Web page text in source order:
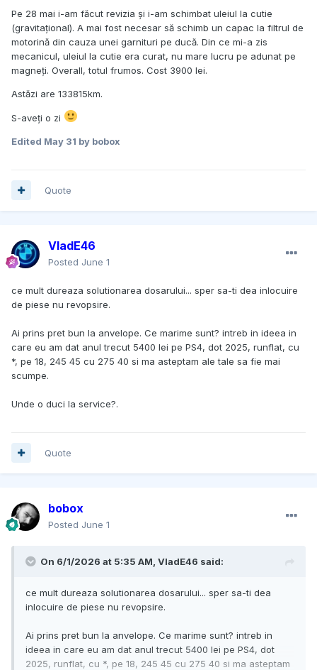
Pe 28 mai i-am făcut revizia și i-am schimbat uleiul la cutie
(gravitațional). A mai fost necesar să schimb un capac la filtrul de
motorină din cauza unei garnituri pe ducă. Din ce mi-a zis
mecanicul, uleiul la cutie era curat, nu mare lucru pe adunat pe
magneți. Overall, totul frumos. Cost 3900 lei.
Astăzi are 133815km.
S-aveți o zi
Edited May 31 by bobox
Quote
VladE46
Posted June 1
ce mult dureaza solutionarea dosarului... sper sa-ti dea inlocuire
de piese nu revopsire.
Ai prins pret bun la anvelope. Ce marime sunt? intreb in ideea in
care eu am dat anul trecut 5400 lei pe PS4, dot 2025, runflat, cu
*, pe 18, 245 45 cu 275 40 si ma asteptam ale tale sa fie mai
scumpe.
Unde o duci la service?.
Quote
bobox
Posted June 1
On 6/1/2026 at 5:35 AM, VladE46 said:
ce mult dureaza solutionarea dosarului... sper sa-ti dea
inlocuire de piese nu revopsire.
Ai prins pret bun la anvelope. Ce marime sunt? intreb in
ideea in care eu am dat anul trecut 5400 lei pe PS4, dot
2025, runflat, cu *, pe 18, 245 45 cu 275 40 si ma asteptam